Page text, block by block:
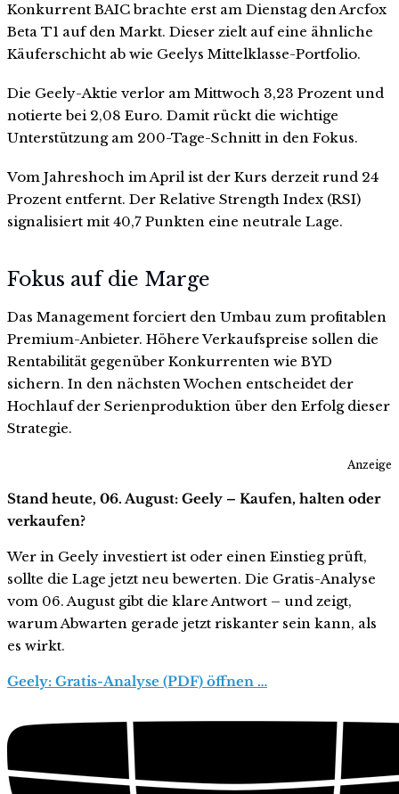
Konkurrent BAIC brachte erst am Dienstag den Arcfox
Beta T1 auf den Markt. Dieser zielt auf eine ähnliche
Käuferschicht ab wie Geelys Mittelklasse-Portfolio.
Die Geely-Aktie verlor am Mittwoch 3,23 Prozent und
notierte bei 2,08 Euro. Damit rückt die wichtige
Unterstützung am 200-Tage-Schnitt in den Fokus.
Vom Jahreshoch im April ist der Kurs derzeit rund 24
Prozent entfernt. Der Relative Strength Index (RSI)
signalisiert mit 40,7 Punkten eine neutrale Lage.
Fokus auf die Marge
Das Management forciert den Umbau zum profitablen
Premium-Anbieter. Höhere Verkaufspreise sollen die
Rentabilität gegenüber Konkurrenten wie BYD
sichern. In den nächsten Wochen entscheidet der
Hochlauf der Serienproduktion über den Erfolg dieser
Strategie.
Anzeige
Stand heute, 06. August: Geely – Kaufen, halten oder
verkaufen?
Wer in Geely investiert ist oder einen Einstieg prüft,
sollte die Lage jetzt neu bewerten. Die Gratis-Analyse
vom 06. August gibt die klare Antwort – und zeigt,
warum Abwarten gerade jetzt riskanter sein kann, als
es wirkt.
Geely: Gratis-Analyse (PDF) öffnen …